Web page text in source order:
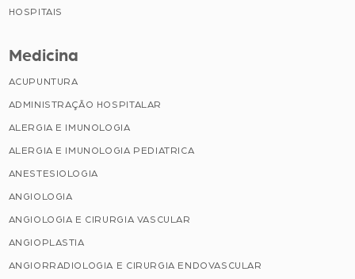
HOSPITAIS
Medicina
ACUPUNTURA
ADMINISTRAÇÃO HOSPITALAR
ALERGIA E IMUNOLOGIA
ALERGIA E IMUNOLOGIA PEDIATRICA
ANESTESIOLOGIA
ANGIOLOGIA
ANGIOLOGIA E CIRURGIA VASCULAR
ANGIOPLASTIA
ANGIORRADIOLOGIA E CIRURGIA ENDOVASCULAR